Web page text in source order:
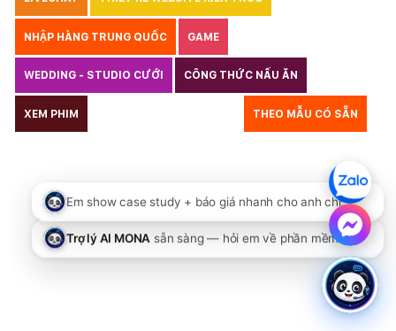
NHẬP HÀNG TRUNG QUỐC GAME
WEDDING - STUDIO CƯỚI CÔNG THỨC NẤU ĂN
XEM PHIM THEO MẪU CÓ SẴN
BẢN QUYỀN
CHỈ PHẪU THUẬT TRANG SỨC RAO VẶT
LANDING PAGE - HERBALGY